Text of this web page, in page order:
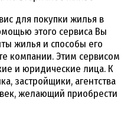
для покупки жилья в
этого сервиса Вы
жилья и способы его
компании. Этим сервисом
и юридические лица. К
застройщики, агентства
желающий приобрести